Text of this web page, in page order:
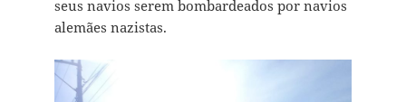
seus navios serem bombardeados por navios
alemães nazistas.